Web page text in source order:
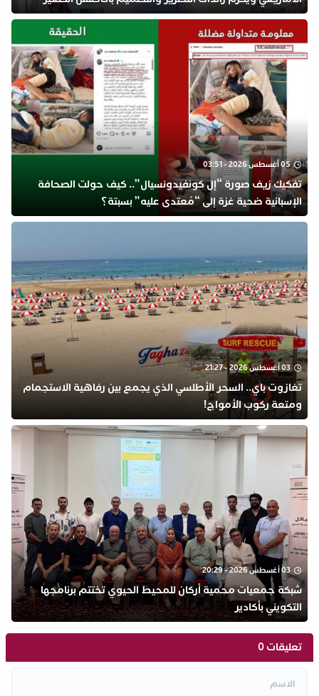
05 أغسطس 2026 - 03:51
تفكيك زيف صورة “إل كونفيدونسيال”.. كيف حولت الصحافة
الإسبانية ضحية غزة إلى “مُعتدى عليه” بسبتة؟
03 أغسطس 2026 - 21:27
تغازوت باي.. السحر الأطلسي الذي يجمع بين رفاهية الاستجمام
ومتعة ركوب الأمواج!
03 أغسطس 2026 - 20:29
شبكة جمعيات محمية أركان للمحيط الحيوي تختتم برنامجها
التكويني بأكادير
تعليقات 0